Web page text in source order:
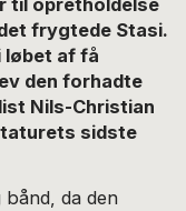
frygtede Stasi.
af få
den forhadte
Nils-Christian
sidste
da den